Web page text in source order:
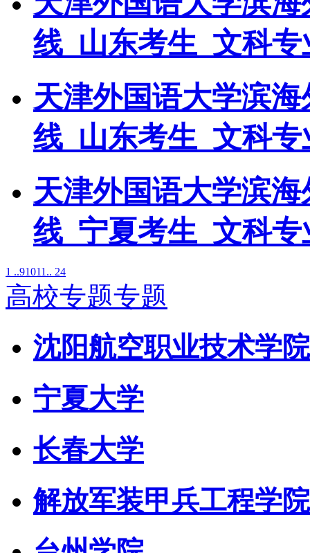
线_山东考生_文科
天津外国语大学滨
线_山东考生_文科
天津外国语大学滨
线_宁夏考生_文科
1 ..91011 .. 24
高校专题专题
沈阳航空职业技术学院
宁夏大学
长春大学
解放军装甲兵工程学院